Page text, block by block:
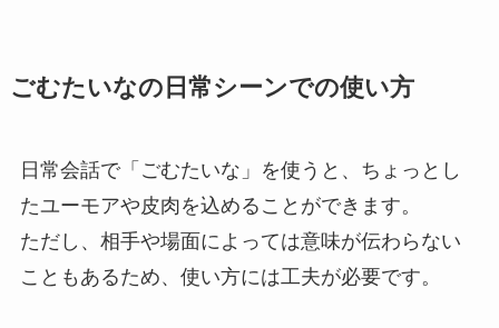
ごむたいなの日常シーンでの使い方
日常会話で「ごむたいな」を使うと、ちょっとし
たユーモアや皮肉を込めることができます。
ただし、相手や場面によっては意味が伝わらない
こともあるため、使い方には工夫が必要です。